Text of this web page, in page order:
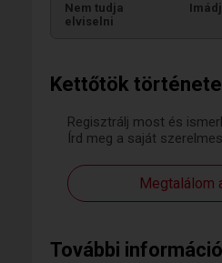
Kettőtök története
Regisztrálj most és
Írd meg a saját
Megtalálom
További
Nem tudja
elviselni